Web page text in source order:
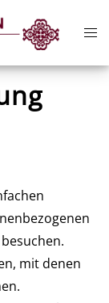
mit denen